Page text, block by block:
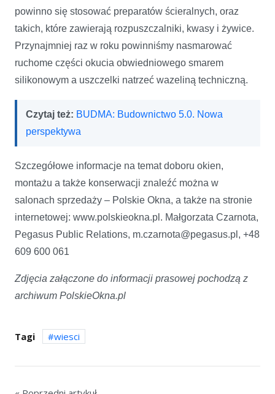
powinno się stosować preparatów ścieralnych, oraz
takich, które zawierają rozpuszczalniki, kwasy i żywice.
Przynajmniej raz w roku powinniśmy nasmarować
ruchome części okucia obwiedniowego smarem
silikonowym a uszczelki natrzeć wazeliną techniczną.
Czytaj też: BUDMA: Budownictwo 5.0. Nowa
perspektywa
Szczegółowe informacje na temat doboru okien,
montażu a także konserwacji znaleźć można w
salonach sprzedaży – Polskie Okna, a także na stronie
internetowej: www.polskieokna.pl. Małgorzata Czarnota,
Pegasus Public Relations, m.czarnota@pegasus.pl, +48
609 600 061
Zdjęcia załączone do informacji prasowej pochodzą z
archiwum PolskieOkna.pl
Tagi wiesci